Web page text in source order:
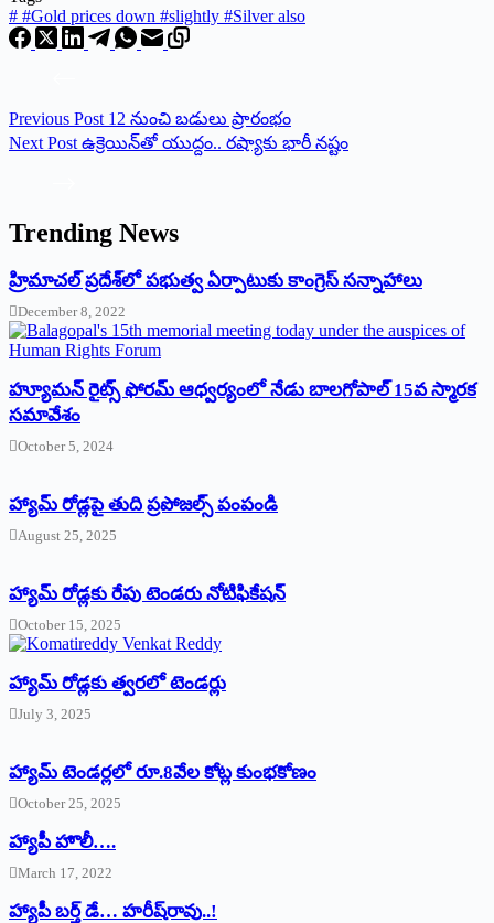
# #Gold prices down #slightly #Silver also
Previous Post 12 నుంచి బడులు ప్రారంభం
Next Post ఉక్రెయిన్‌తో యుద్దం.. రష్యాకు భారీ నష్టం
Trending News
‌హ్రిమాచల్‌ ‌ప్రదేశ్‌లో పభుత్వ ఏర్పాటుకు కాంగ్రెస్‌ ‌సన్నాహాలు
December 8, 2022
హ్యూమన్‌ రైట్స్‌ ఫోరమ్‌ ఆధ్వర్యంలో నేడు బాలగోపాల్‌ 15వ స్మారక
సమావేశం
October 5, 2024
హ్యామ్‌ రోడ్లపై తుది ప్రపోజల్స్‌ పంపండి
August 25, 2025
హ్యామ్‌ రోడ్లకు రేపు టెండరు నోటిఫికేషన్‌
October 15, 2025
హ్యామ్‌ రోడ్లకు త్వరలో టెండర్లు
July 3, 2025
హ్యామ్‌ ‌టెండర్లలో రూ.8వేల కోట్ల కుంభకోణం
October 25, 2025
హ్యాపీ హొలీ….
March 17, 2022
హ్యాపీ బర్త్ ‌డే… హరీష్‌రావు..!